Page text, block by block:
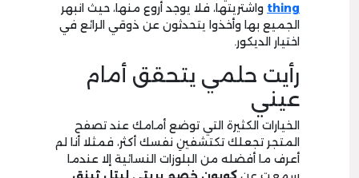
thing واشتريتها، فلا يوجد أروع منها، حيث انبهر
الجميع بها وأخذوا يتحدثون عن ذوقي الرائع في
اختيار الديكور.
رأيت حلمي يتحقق أمام
عيني
الخيارات الكثيرة التي توضع أمامك عند تصفح
المتجر تجعلك تكتشفينِ نفسك أكثر، فمثلا أنا لم
أعرف ما أفضله من البلوزات النسائية إلا عندما